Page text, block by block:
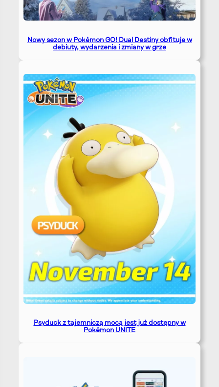
Nowy sezon w Pokémon GO! Dual Destiny obfituje w
debiuty, wydarzenia i zmiany w grze
Psyduck z tajemniczą mocą jest już dostępny w
Pokémon UNITE